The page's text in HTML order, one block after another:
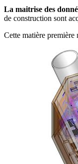
La maitrise des
de construction sont
Cette matière